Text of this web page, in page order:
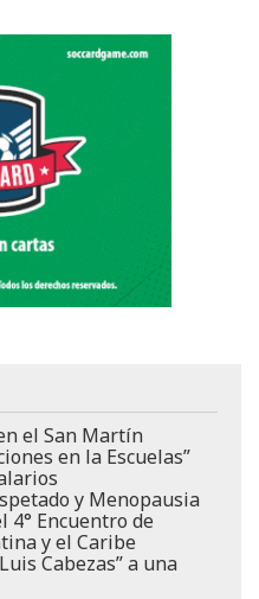
el San Martín
en la Escuelas”
y Menopausia
4° Encuentro de
y el Caribe
Cabezas” a una